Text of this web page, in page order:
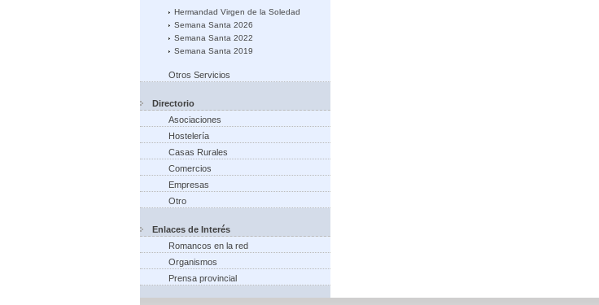
Hermandad Virgen de la Soledad
Semana Santa 2026
Semana Santa 2022
Semana Santa 2019
Otros Servicios
Directorio
Asociaciones
Hostelería
Casas Rurales
Comercios
Empresas
Otro
Enlaces de Interés
Romancos en la red
Organismos
Prensa provincial